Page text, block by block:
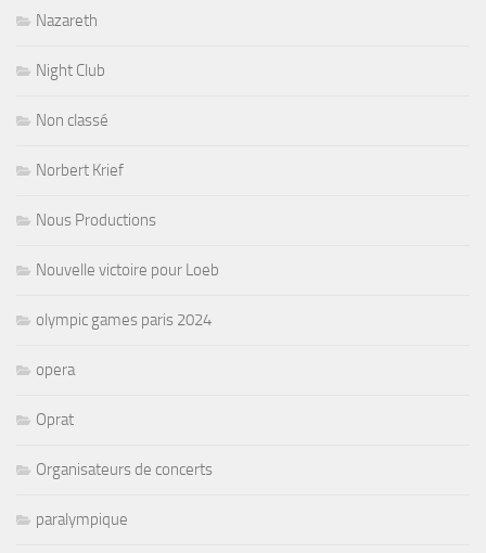
Nazareth
Night Club
Non classé
Norbert Krief
Nous Productions
Nouvelle victoire pour Loeb
olympic games paris 2024
opera
Oprat
Organisateurs de concerts
paralympique